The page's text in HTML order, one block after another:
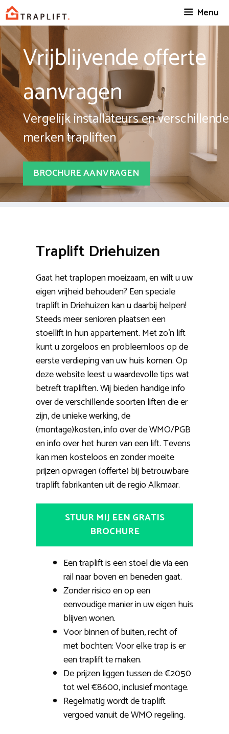
Spring
naar
inhoud
Menu
Vrijblijvende offerte
aanvragen
Vergelijk installateurs en verschillende
merken trapliften
BROCHURE AANVRAGEN
Traplift Driehuizen
Gaat het traplopen moeizaam, en wilt u uw
eigen vrijheid behouden? Een speciale
traplift in Driehuizen kan u daarbij helpen!
Steeds meer senioren plaatsen een
stoellift in hun appartement. Met zo’n lift
kunt u zorgeloos en probleemloos op de
eerste verdieping van uw huis komen. Op
deze website leest u waardevolle tips wat
betreft trapliften. Wij bieden handige info
over de verschillende soorten liften die er
zijn, de unieke werking, de
(montage)kosten, info over de WMO/PGB
en info over het huren van een lift. Tevens
kan men kosteloos en zonder moeite
prijzen opvragen (offerte) bij betrouwbare
traplift fabrikanten uit de regio Alkmaar.
STUUR MIJ EEN GRATIS
BROCHURE
Een traplift is een stoel die via een
rail naar boven en beneden gaat.
Zonder risico en op een
eenvoudige manier in uw eigen huis
blijven wonen.
Voor binnen of buiten, recht of
met bochten: Voor elke trap is er
een traplift te maken.
De prijzen liggen tussen de €2050
tot wel €8600, inclusief montage.
Regelmatig wordt de traplift
vergoed vanuit de WMO regeling.